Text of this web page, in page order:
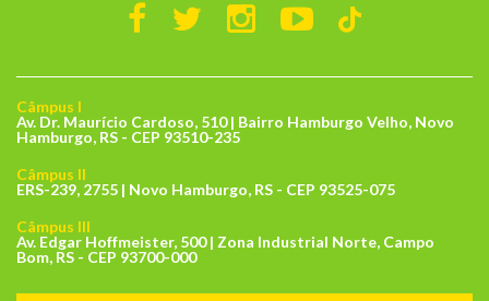
Câmpus I
Av. Dr. Maurício Cardoso, 510 | Bairro Hamburgo Velho, Novo
Hamburgo, RS - CEP 93510-235
Câmpus II
ERS-239, 2755 | Novo Hamburgo, RS - CEP 93525-075
Câmpus III
Av. Edgar Hoffmeister, 500 | Zona Industrial Norte, Campo
Bom, RS - CEP 93700-000